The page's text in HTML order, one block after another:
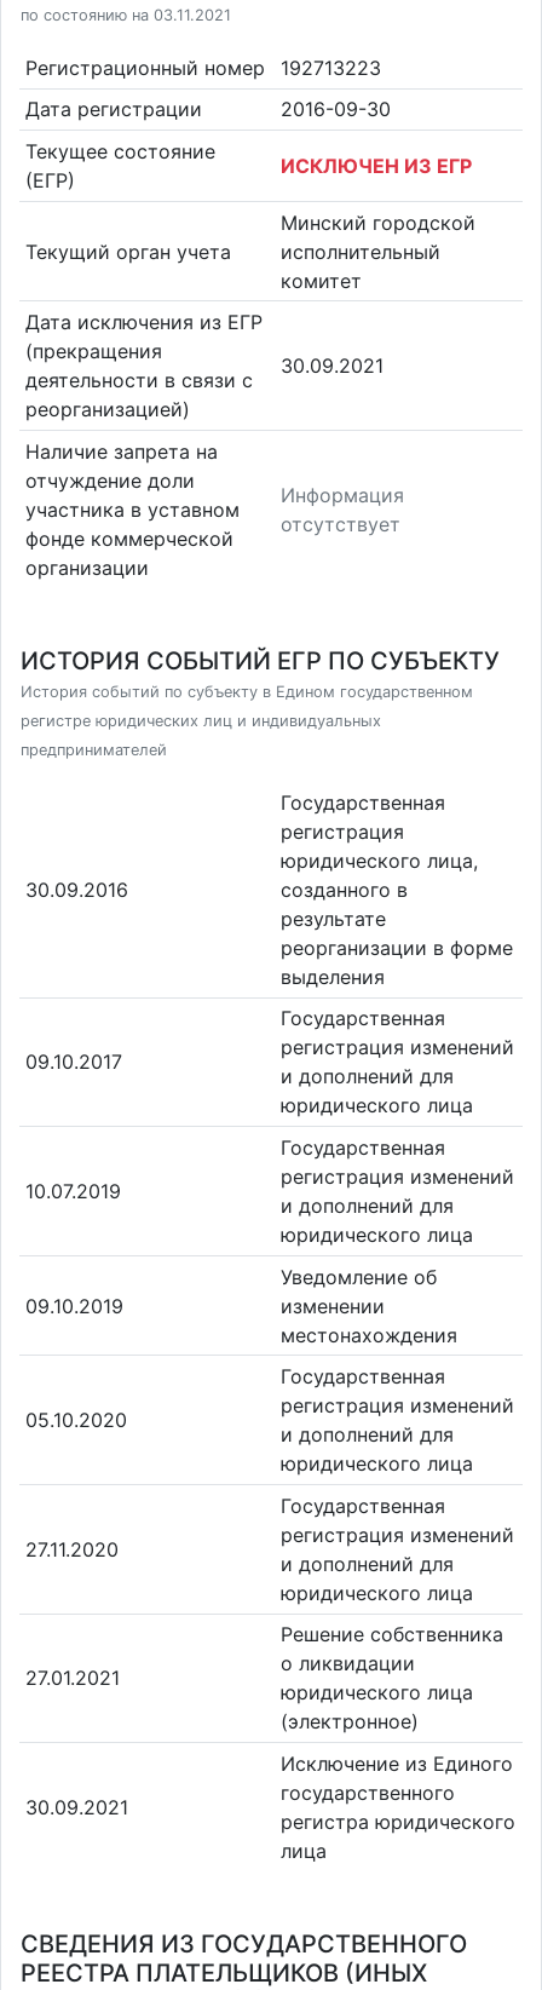
по состоянию на 03.11.2021
Регистрационный номер
192713223
Дата регистрации
2016-09-30
Текущее состояние
(ЕГР)
ИСКЛЮЧЕН ИЗ ЕГР
Текущий орган учета
Минский городской
исполнительный
комитет
Дата исключения из ЕГР
(прекращения
деятельности в связи с
реорганизацией)
30.09.2021
Наличие запрета на
отчуждение доли
участника в уставном
фонде коммерческой
организации
Информация
отсутствует
ИСТОРИЯ СОБЫТИЙ ЕГР ПО СУБЪЕКТУ
История событий по субъекту в Едином государственном
регистре юридических лиц и индивидуальных
предпринимателей
30.09.2016
Государственная
регистрация
юридического лица,
созданного в
результате
реорганизации в форме
выделения
09.10.2017
Государственная
регистрация изменений
и дополнений для
юридического лица
10.07.2019
Государственная
регистрация изменений
и дополнений для
юридического лица
09.10.2019
Уведомление об
изменении
местонахождения
05.10.2020
Государственная
регистрация изменений
и дополнений для
юридического лица
27.11.2020
Государственная
регистрация изменений
и дополнений для
юридического лица
27.01.2021
Решение собственника
о ликвидации
юридического лица
(электронное)
30.09.2021
Исключение из Единого
государственного
регистра юридического
лица
СВЕДЕНИЯ ИЗ ГОСУДАРСТВЕННОГО
РЕЕСТРА ПЛАТЕЛЬЩИКОВ (ИНЫХ